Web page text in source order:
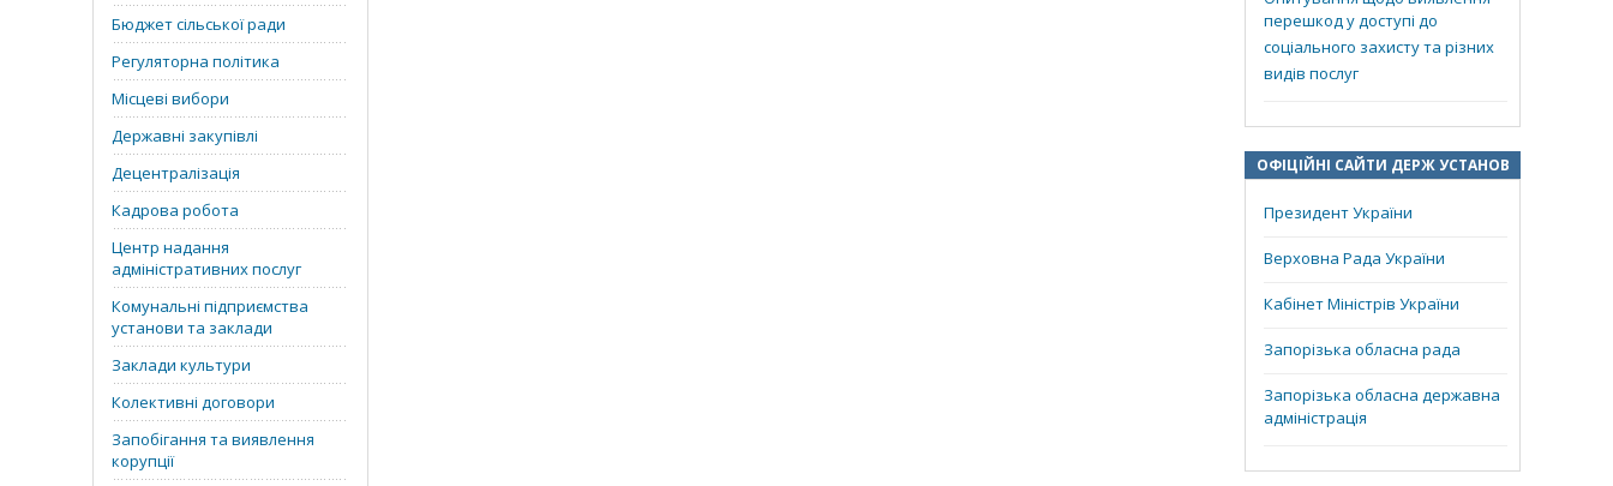
Бюджет сільської ради
Регуляторна політика
Місцеві вибори
Державні закупівлі
Децентралізація
Кадрова робота
Центр надання
адміністративних послуг
Комунальні підприємства
установи та заклади
Заклади культури
Колективні договори
Запобігання та виявлення
корупції
перешкод у доступі до
соціального захисту та різних
видів послуг
ОФІЦІЙНІ САЙТИ ДЕРЖ УСТАНОВ
Президент України
Верховна Рада України
Кабінет Міністрів України
Запорізька обласна рада
Запорізька обласна державна
адміністрація